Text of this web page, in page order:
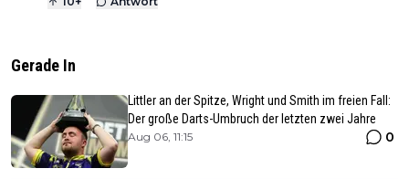
Gerade In
Littler an der Spitze, Wright und Smith im freien Fall:
Der große Darts-Umbruch der letzten zwei Jahre
Aug 06, 11:15 0